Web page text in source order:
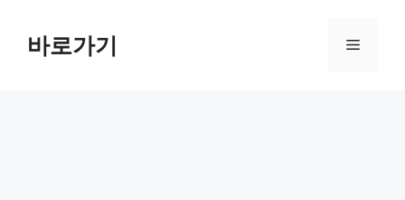
바로가기 메